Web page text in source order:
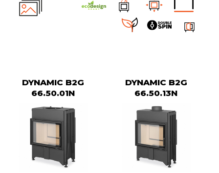
DYNAMIC B2G
66.50.01N
DYNAMIC B2G
66.50.13N